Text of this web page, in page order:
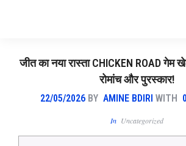
जीत का नया रास्ता CHICKEN ROAD गेम
रोमांच और पुरस्कार!
22/05/2026 BY AMINE BDIRI WITH
In Uncategorized